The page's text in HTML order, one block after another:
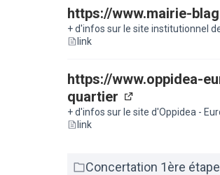
modifications apportées
environnementale du
https://www.mairie-
+ d'infos sur le site institutionnel
link
https://www.oppidea-
quartier
(Lien externe)
+ d'infos sur le site d'Oppidea -
link
Concertation 1ère étape